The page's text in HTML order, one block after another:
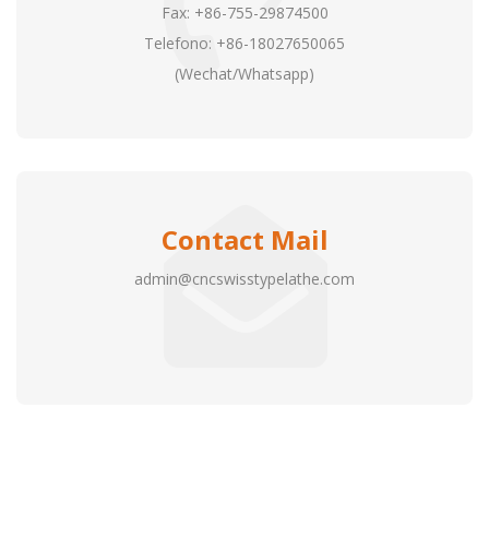
Fax: +86-755-29874500
Telefono: +86-18027650065
(Wechat/Whatsapp)
Contact Mail
admin@cncswisstypelathe.com